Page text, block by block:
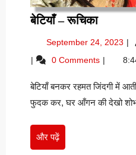
बेटियाँ – रूचिकाबेटियाँ
रूचिका
September 24, 2023
बेटियाँ
रूचिका
0 Comments
बेटियाँ बनकर रहमत जिंदगी में
फुदक कर, घर आँगन की देखो
और पढ़ेंऔर
पढ़ें